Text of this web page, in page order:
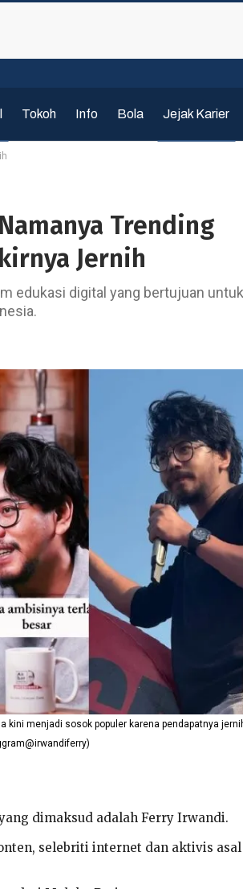
Tokoh Info Bola Jejak Karier
Trending
Jernih
edukasi digital yang bertujuan untuk
kini menjadi sosok populer karena pendapatnya
dimaksud adalah Ferry Irwandi.
selebriti internet dan aktivis asal